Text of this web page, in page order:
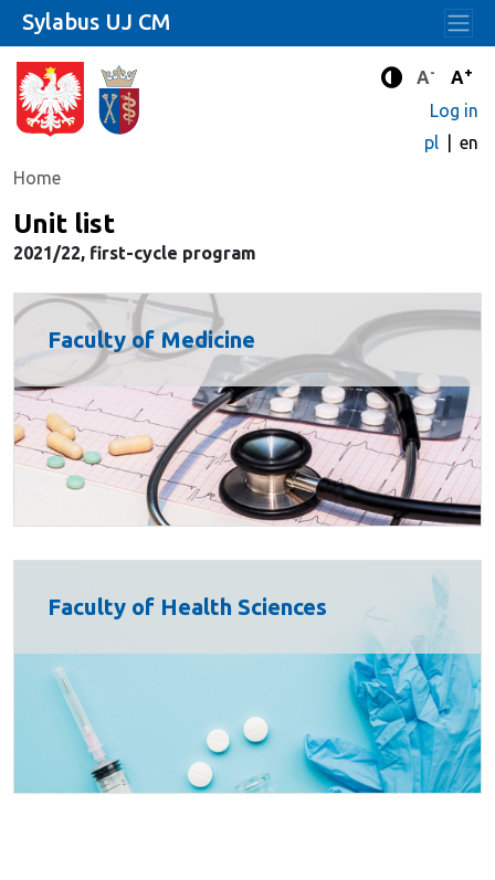
Enhanced
A- A+
Log in
pl
en
Home
Sylabus UJ CM
Unit list
2021/22, first-cycle program
Faculty of Medicine
Faculty of Health Sciences